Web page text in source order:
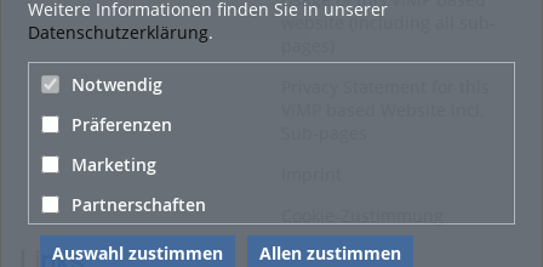
Weitere Informationen finden Sie in unserer
Datenschutzerklärung.
Notwendig
Präferenzen
Marketing
Partnerschaften
Auswahl zustimmen Allen zustimmen
9. Mai 2022
¨Haager Lies reloaded“ - der neue Top-Radweg in OÖ
verbindet
website (including all sub-